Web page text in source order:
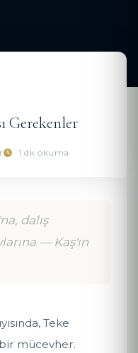
Gerekenler
1 dk okuma
dalış
— Kaş'ın
Teke
bir mücevher.